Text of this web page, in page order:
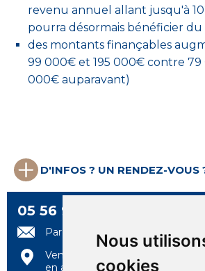
Nous
cookies
revenu annuel allant jusqu'à
pourra désormais bénéficier du
des montants finançables
99 000€ et 195 000€ contre 79
000€ auparavant)
D'INFOS ? UN RENDEZ-VOUS
05 56 99 97 97
Par e-mail
Venez nous rencontrer
en agence